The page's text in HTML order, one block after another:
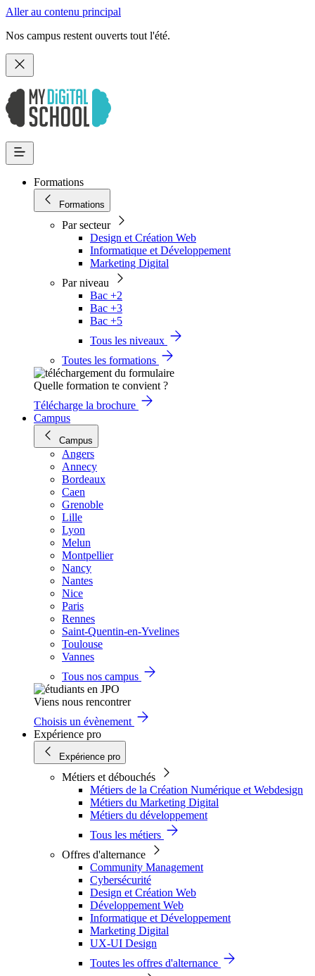
Aller au contenu principal
Nos campus restent ouverts tout l'été.
Formations
Formations
Par secteur
Design et Création Web
Informatique et Développement
Marketing Digital
Par niveau
Bac +2
Bac +3
Bac +5
Tous les niveaux
Toutes les formations
Quelle formation te convient ?
Télécharge la brochure
Campus
Campus
Angers
Annecy
Bordeaux
Caen
Grenoble
Lille
Lyon
Melun
Montpellier
Nancy
Nantes
Nice
Paris
Rennes
Saint-Quentin-en-Yvelines
Toulouse
Vannes
Tous nos campus
Viens nous rencontrer
Choisis un évènement
Expérience pro
Expérience pro
Métiers et débouchés
Métiers de la Création Numérique et Webdesign
Métiers du Marketing Digital
Métiers du développement
Tous les métiers
Offres d'alternance
Community Management
Cybersécurité
Design et Création Web
Développement Web
Informatique et Développement
Marketing Digital
UX-UI Design
Toutes les offres d'alternance